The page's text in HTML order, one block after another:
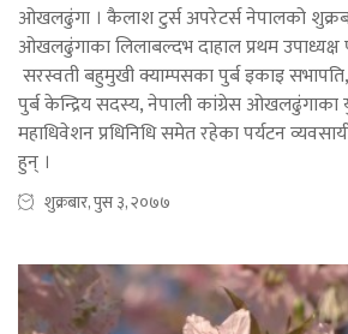
ओखलढुंगा । कैलाश टुर्स अपरेटर्स नेपालको
ओखलढुंगाका लिलाबल्दभ दाहाल प्रथम
सरस्वती बहुमुखी क्याम्पसका पुर्ब इकाइ सभापति,
पुर्ब केन्द्रिय सदस्य, नेपाली कांग्रेस ओखलढुंगाका
महाधिवेशन प्रधिनिधि समेत रहेका पर्यटन
हुन् ।
शुक्रबार, पुस ३, २०७७